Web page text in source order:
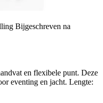
Bijgeschreven na
en flexibele punt. Deze
eventing en jacht. Lengte: